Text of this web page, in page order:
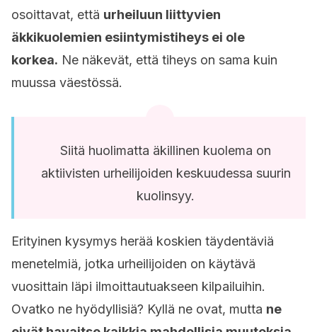
osoittavat, että urheiluun liittyvien
äkkikuolemien esiintymistiheys ei ole
korkea. Ne näkevät, että tiheys on sama kuin
muussa väestössä.
Siitä huolimatta äkillinen kuolema on
aktiivisten urheilijoiden keskuudessa suurin
kuolinsyy.
Erityinen kysymys herää koskien täydentäviä
menetelmiä, jotka urheilijoiden on käytävä
vuosittain läpi ilmoittautuakseen kilpailuihin.
Ovatko ne hyödyllisiä? Kyllä ne ovat, mutta ne